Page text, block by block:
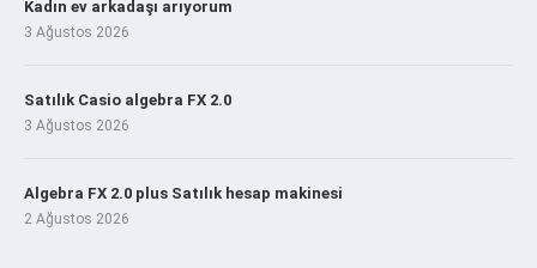
Kadın ev arkadaşı arıyorum
3 Ağustos 2026
Satılık Casio algebra FX 2.0
3 Ağustos 2026
Algebra FX 2.0 plus Satılık hesap makinesi
2 Ağustos 2026